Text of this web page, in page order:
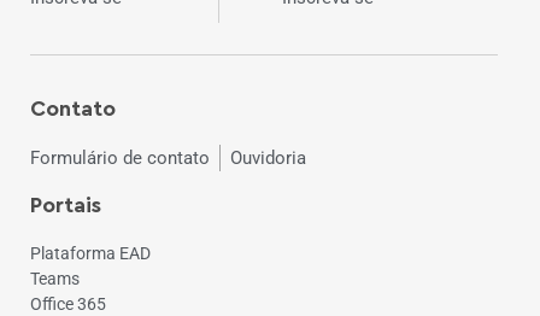
Contato
Formulário de contato Ouvidoria
Portais
Plataforma EAD
Teams
Office 365